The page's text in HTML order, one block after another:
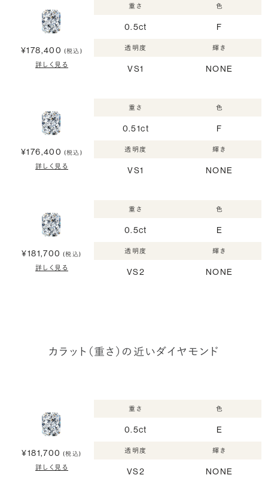
¥178,400 (税込)
詳しく見る
重さ
0.5ct
色
F
透明度
VS1
輝き
NONE
¥176,400 (税込)
詳しく見る
重さ
0.51ct
色
F
透明度
VS1
輝き
NONE
¥181,700 (税込)
詳しく見る
重さ
0.5ct
色
E
透明度
VS2
輝き
NONE
カラット（重さ）の近いダイヤモンド
¥181,700 (税込)
詳しく見る
重さ
0.5ct
色
E
透明度
VS2
輝き
NONE